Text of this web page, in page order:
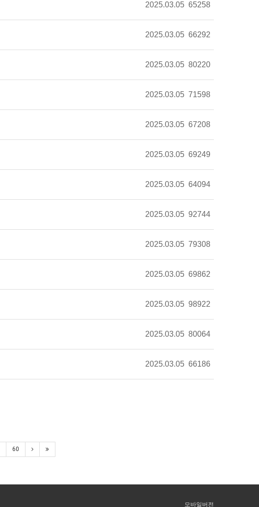
2025.03.05 65258
2025.03.05 66292
2025.03.05 80220
2025.03.05 71598
2025.03.05 67208
2025.03.05 69249
2025.03.05 64094
2025.03.05 92744
2025.03.05 79308
2025.03.05 69862
2025.03.05 98922
2025.03.05 80064
2025.03.05 66186
60
모바일버전